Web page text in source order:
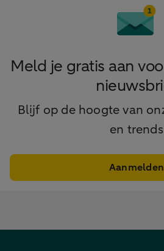
Meld je gratis aan
Blijf op de hoogte van
en trends
Aanmelden